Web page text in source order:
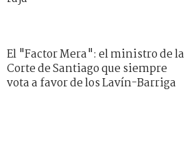
El "Factor Mera": el ministro de la
Corte de Santiago que siempre
vota a favor de los Lavín-Barriga